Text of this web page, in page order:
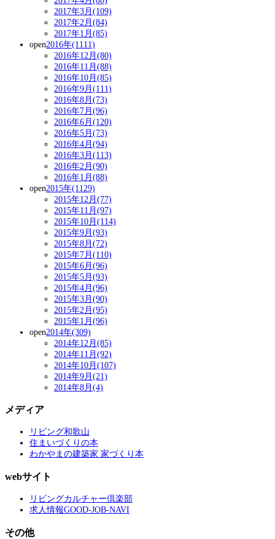
2017年3月(109)
2017年2月(84)
2017年1月(85)
open2016年(1111)
2016年12月(80)
2016年11月(88)
2016年10月(85)
2016年9月(111)
2016年8月(73)
2016年7月(96)
2016年6月(120)
2016年5月(73)
2016年4月(94)
2016年3月(113)
2016年2月(90)
2016年1月(88)
open2015年(1129)
2015年12月(77)
2015年11月(97)
2015年10月(114)
2015年9月(93)
2015年8月(72)
2015年7月(110)
2015年6月(96)
2015年5月(93)
2015年4月(96)
2015年3月(90)
2015年2月(95)
2015年1月(96)
open2014年(309)
2014年12月(85)
2014年11月(92)
2014年10月(107)
2014年9月(21)
2014年8月(4)
メディア
リビング和歌山
住まいづくりの本
わかやまの建築家 家づくり本
webサイト
リビングカルチャー倶楽部
求人情報GOOD-JOB-NAVI
その他